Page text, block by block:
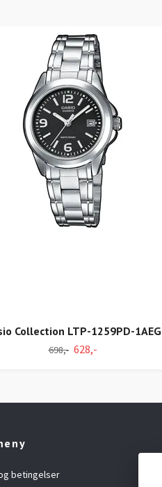
Collection LTP-1259PD-1AEG
698,- 628,-
betingelser